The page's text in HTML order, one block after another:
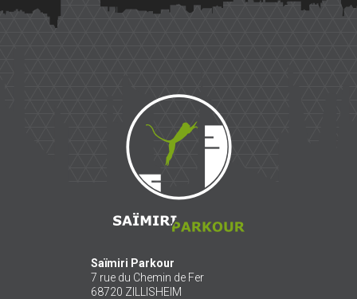
Saïmiri
Parkour
Saïmiri Parkour
7 rue du Chemin de Fer
68720 ZILLISHEIM